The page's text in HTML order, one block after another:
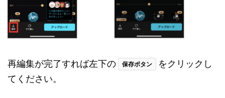
再編集が完了すれば左下の 保存ボタン
をクリックし
てください。